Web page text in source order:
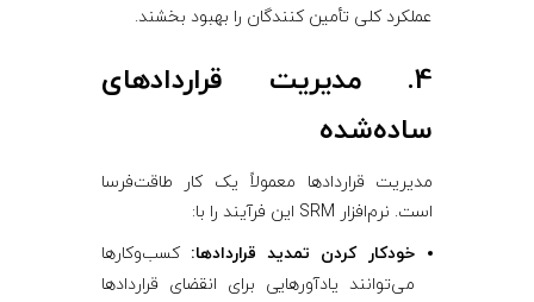
عملکرد کلی تأمین ‌کنندگان را بهبود بخشند.
4. مدیریت قراردادهای
ساده‌شده
مدیریت قراردادها معمولاً یک کار طاقت‌فرسا
است. نرم‌افزار SRM این فرآیند را با:
خودکار کردن تمدید قراردادها: کسب‌وکارها
می‌توانند یادآورهایی برای انقضای قراردادها